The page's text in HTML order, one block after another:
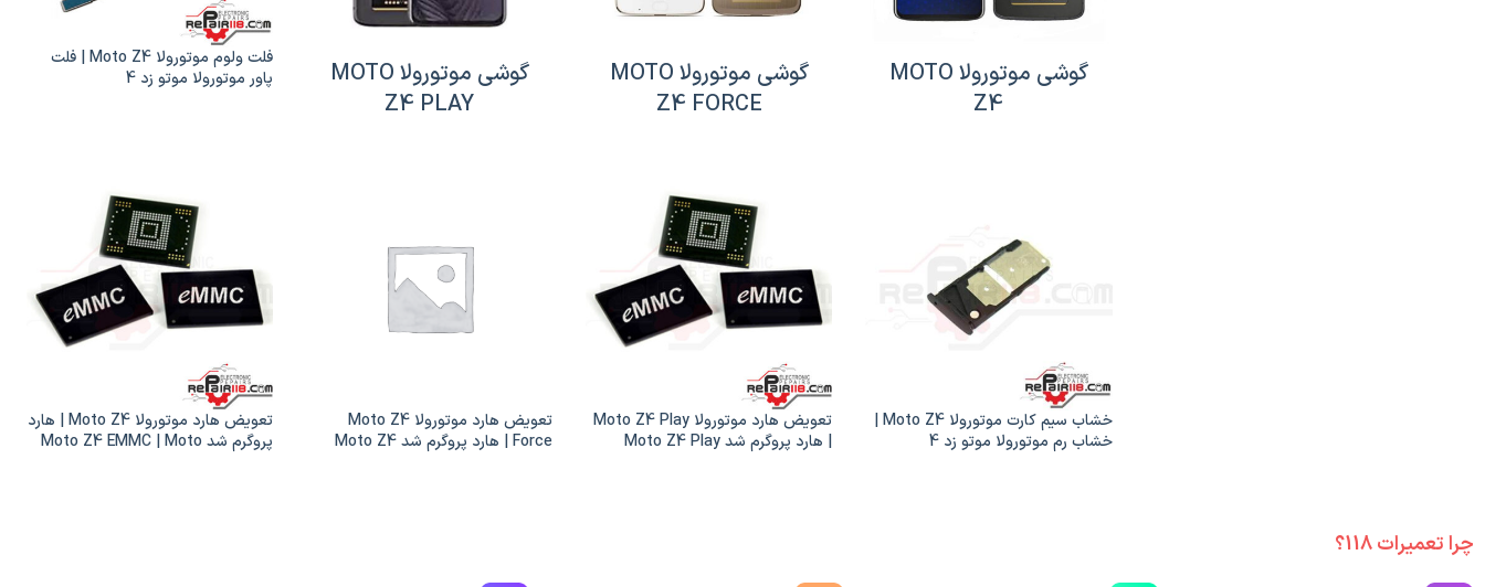
گوشی موتورولا MOTO
Z4
گوشی موتورولا MOTO
Z4 FORCE
گوشی موتورولا MOTO
Z4 PLAY
فلت ولوم موتورولا Moto Z4 | فلت
پاور موتورولا موتو زد 4
خشاب سیم کارت موتورولا Moto Z4 |
خشاب رم موتورولا موتو زد 4
تعویض هارد موتورولا Moto Z4 Play
| هارد پروگرم شد Moto Z4 Play
تعویض هارد موتورولا Moto Z4
Force | هارد پروگرم شد Moto Z4
تعویض هارد موتورولا Moto Z4 | هارد
پروگرم شد Moto Z4 EMMC | Moto
چرا تعمیرات 118؟